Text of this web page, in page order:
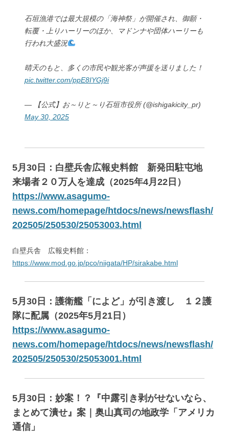
石垣漁港では最大規模の「海神祭」が開催され、御願・
転覆・上りハーリーのほか、マドンナや団体ハーリーも
行われ大盛況
晴天のもと、多くの市民や観光客が声援を送りました！
pic.twitter.com/ppE8IYGj9i
— 【公式】お～りと～り石垣市役所 (@ishigakicity_pr)
May 30, 2025
5月30日：白壁兵舎広報史料館 新発田駐屯地
来場者２０万人を達成（2025年4月22日）
https://www.asagumo-
news.com/homepage/htdocs/news/newsflash/
202505/250530/25053003.html
白壁兵舎 広報史料館：
https://www.mod.go.jp/pco/niigata/HP/sirakabe.html
5月30日：護衛艦「によど」が引き渡し １２護
隊に配属（2025年5月21日）
https://www.asagumo-
news.com/homepage/htdocs/news/newsflash/
202505/250530/25053001.html
5月30日：妙案！？『中露引き剥がせないなら、
まとめて潰せ』案｜奥山真司の地政学「アメリカ
通信」